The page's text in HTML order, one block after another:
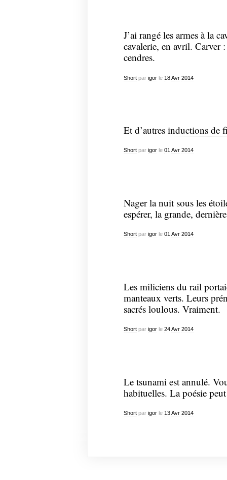
J’ai rangé les armes à la
cavalerie, en avril. Carver
cendres.
Shortpar igorle 18 Avr 2014
Et d’autres inductions de
Shortpar igorle 01 Avr 2014
Nager la nuit sous les
espérer, la grande,
Shortpar igorle 01 Avr 2014
Les miliciens du rail
manteaux verts. Leurs
sacrés loulous. Vraiment.
Shortpar igorle 24 Avr 2014
Le tsunami est annulé.
habituelles. La poésie
Shortpar igorle 13 Avr 2014